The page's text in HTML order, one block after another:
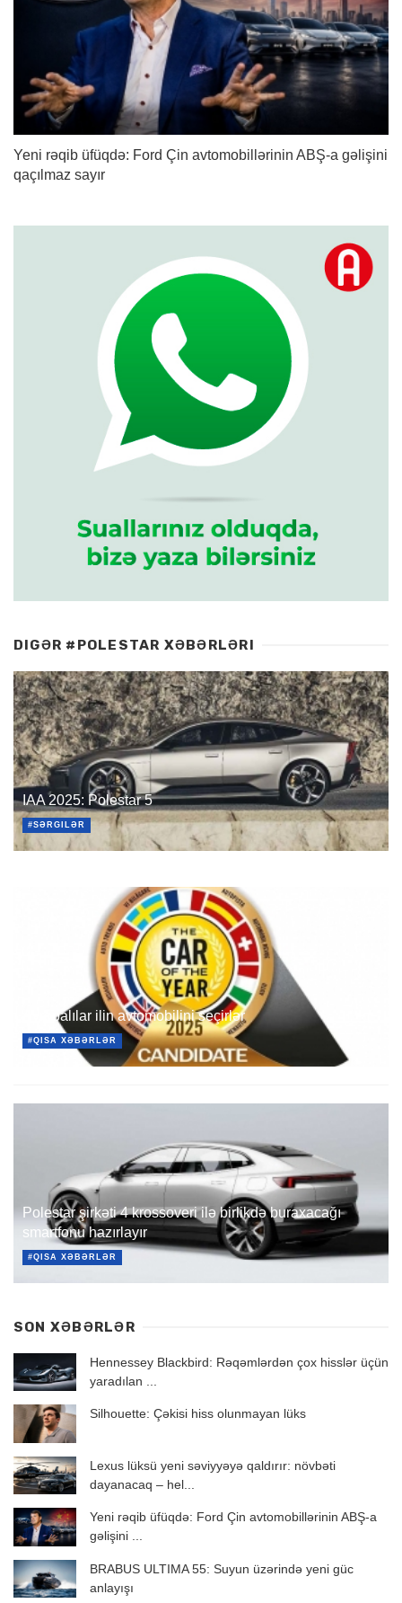
Yeni rəqib üfüqdə: Ford Çin avtomobillərinin ABŞ-a gəlişini
qaçılmaz sayır
DIGƏR #POLESTAR XƏBƏRLƏRI
IAA 2025: Polestar 5
#SƏRGILƏR
Avropalılar ilin avtomobilini seçirlər
#QISA XƏBƏRLƏR
Polestar şirkəti 4 krossoveri ilə birlikdə buraxacağı
smartfonu hazırlayır
#QISA XƏBƏRLƏR
SON XƏBƏRLƏR
Hennessey Blackbird: Rəqəmlərdən çox hisslər üçün
yaradılan ...
Silhouette: Çəkisi hiss olunmayan lüks
Lexus lüksü yeni səviyyəyə qaldırır: növbəti
dayanacaq – hel...
Yeni rəqib üfüqdə: Ford Çin avtomobillərinin ABŞ-a
gəlişini ...
BRABUS ULTIMA 55: Suyun üzərində yeni güc
anlayışı